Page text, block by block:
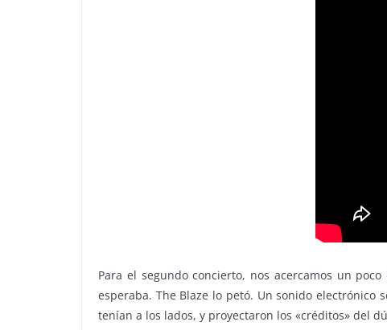
Para el segundo concierto, nos acercamos un
esperaba. The Blaze lo petó. Un sonido
tenían a los lados, y proyectaron los «créditos» del